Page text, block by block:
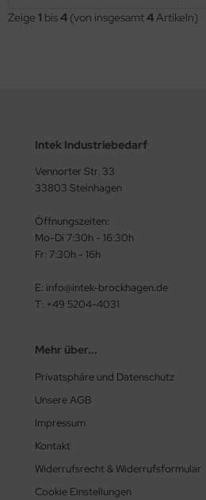
Zeige 1 bis4 (von insgesamt4Artikeln)
Intek Industriebedarf
Vennorter Str. 33
33803 Steinhagen
Öffnungszeiten:
Mo-Di 7:30h - 16:30h
Fr: 7:30h - 16h
E: info@intek-brockhagen.de
T: +49 5204-4031
Mehr über...
Privatsphäre und Datenschutz
Unsere AGB
Impressum
Kontakt
Widerrufsrecht & Widerrufsformular
Cookie Einstellungen